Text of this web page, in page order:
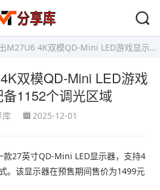
4K双模QD-Mini LED游戏显示器，配备1152个调光区域
双模QD-Mini LED游戏
1152个调光区域
库 2025-12-01
款27英寸QD-Mini LED显示器，支持4
。该显示器在预售期间售价为1499元